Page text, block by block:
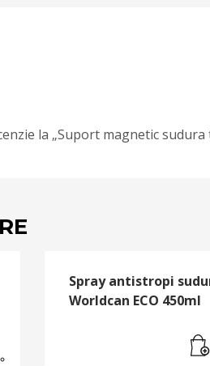
la „Suport magnetic sudura
Spray antistropi
Worldcan ECO 450ml